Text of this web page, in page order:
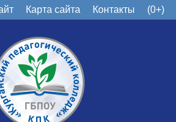
Карта сайта Контакты (0+)